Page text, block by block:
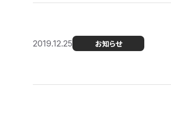
2019.12.25 お知らせ